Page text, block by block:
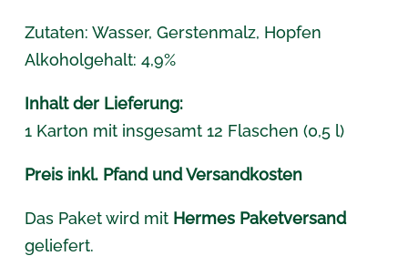
Zutaten: Wasser, Gerstenmalz, Hopfen
Alkoholgehalt: 4,9%
Inhalt der Lieferung:
1 Karton mit insgesamt 12 Flaschen (0,5 l)
Preis inkl. Pfand und Versandkosten
Das Paket wird mit Hermes Paketversand
geliefert.